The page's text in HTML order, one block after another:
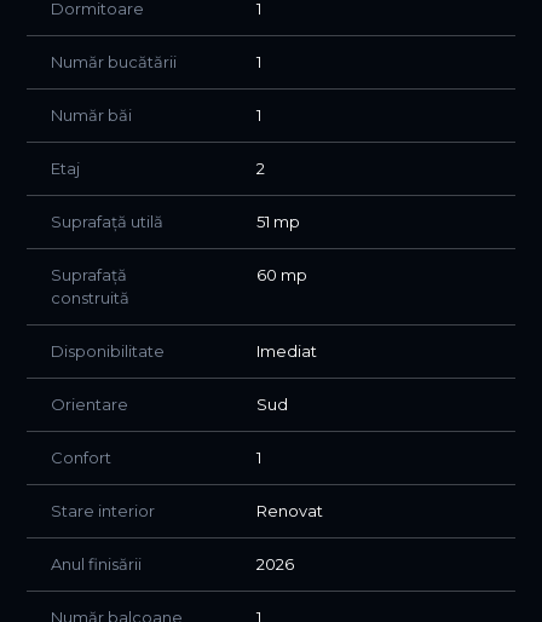
Datorită amplasării și compartimentării eficiente,
apartamentul reprezintă o alegere excelentă atât pentru
locuință personală, cât și pentru investiție.
Dormitoare 1
Număr bucătării 1
Număr băi 1
Etaj 2
Suprafață utilă 51 mp
Suprafață
construită
60 mp
Disponibilitate Imediat
Orientare Sud
Confort 1
Stare interior Renovat
Anul finisării 2026
Număr balcoane 1